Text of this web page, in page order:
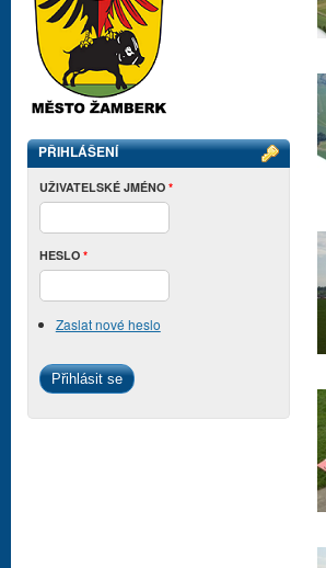
PŘIHLÁŠENÍ
UŽIVATELSKÉ JMÉNO *
HESLO *
Zaslat nové heslo